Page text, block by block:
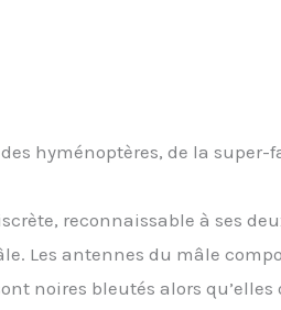
hyménoptères, de la
reconnaissable à ses
Les antennes du mâle
noires bleutés alors